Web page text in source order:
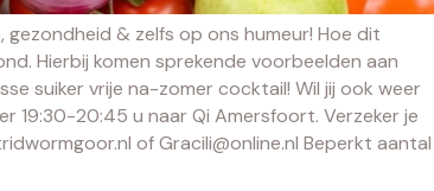
& zelfs op ons humeur! Hoe dit
Hierbij komen sprekende voorbeelden aan
suiker vrije na-zomer cocktail! Wil jij ook weer
19:30-20:45 u naar Qi Amersfoort. Verzeker je
of Gracili@online.nl Beperkt aantal